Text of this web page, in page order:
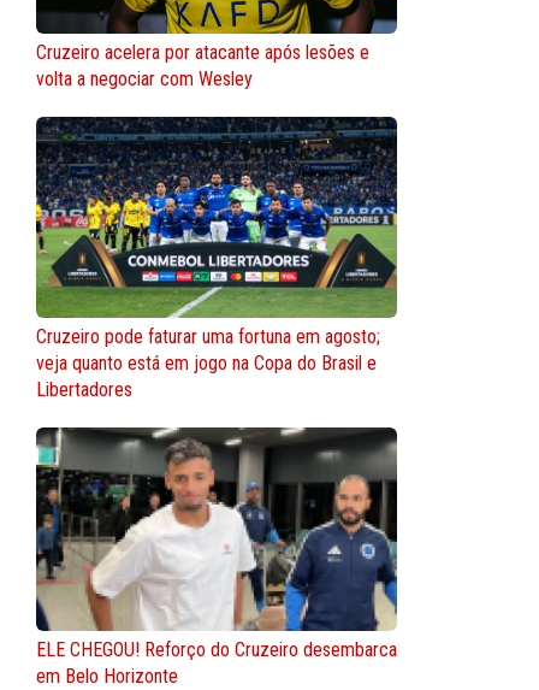
Cruzeiro acelera por atacante após lesões e
volta a negociar com Wesley
Cruzeiro pode faturar uma fortuna em agosto;
veja quanto está em jogo na Copa do Brasil e
Libertadores
ELE CHEGOU! Reforço do Cruzeiro desembarca
em Belo Horizonte